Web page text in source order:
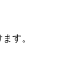
す。